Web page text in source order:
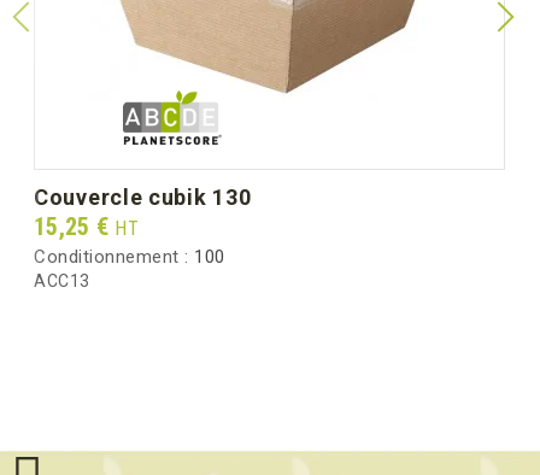
couvercle cubik 130
Prix
15,25 € HT
Conditionnement : 100
ACC13